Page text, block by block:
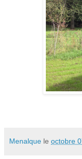
Menalque le octobre